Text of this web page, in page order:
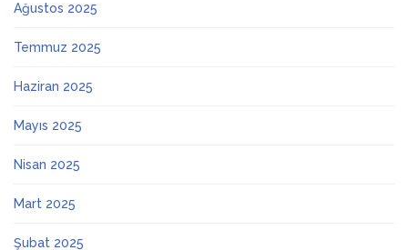
Ağustos 2025
Temmuz 2025
Haziran 2025
Mayıs 2025
Nisan 2025
Mart 2025
Şubat 2025